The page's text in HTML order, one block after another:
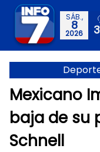
SÁB.,
8
2026
Mexicano
baja de su
Schnell